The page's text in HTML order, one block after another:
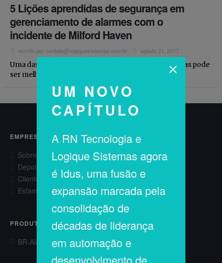
Clientes
Blog
5 Lições aprendidas de segurança em
gerenciamento de alarmes com o
incidente de Milford Haven
escrito por contato@logiquesistemas.com.br agosto 21, 2017
Uma das melhores formas de aprender é errando, mas pode
ser melhor se for a partir dos erros dos outros....
EMPRESA
Sobre
Depoimentos
Clientes
Estamos contratando
PRODUTOS
BR-AlarmExpert®
UM NOVO
CAPÍTULO
A RN Tecnologia e
Logique Sistemas agora
é Idus, uma fusão e
expansão marcada pela
consolidação de
décadas de liderança
em automação e
desenvolvimento de